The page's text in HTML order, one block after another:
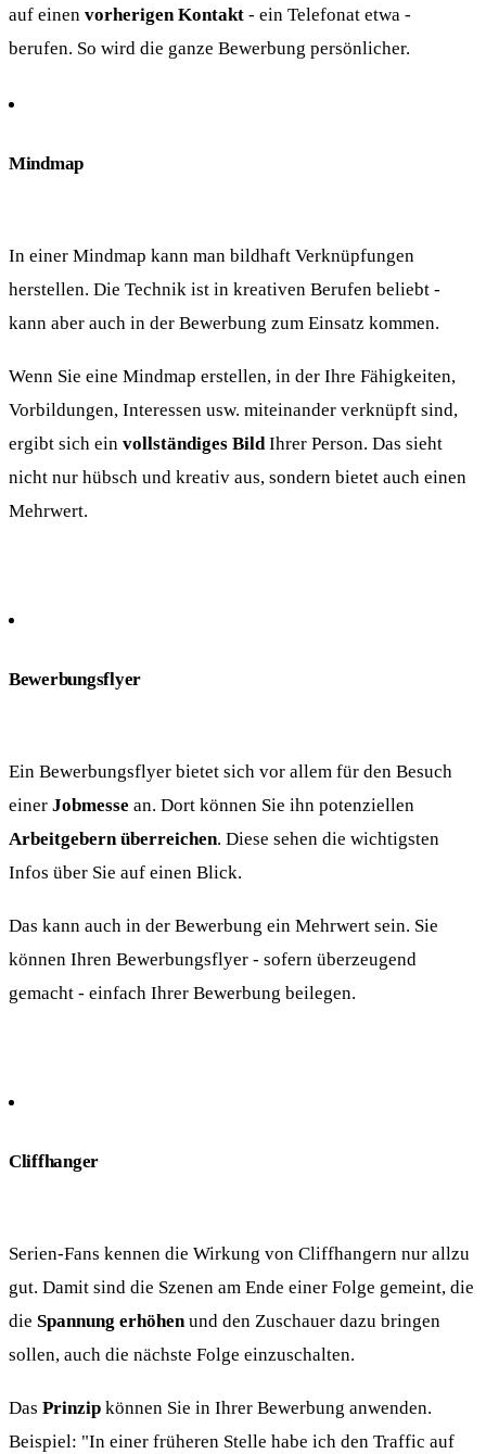
auf einen vorherigen Kontakt - ein Telefonat etwa -
berufen. So wird die ganze Bewerbung persönlicher.
Mindmap
In einer Mindmap kann man bildhaft Verknüpfungen
herstellen. Die Technik ist in kreativen Berufen beliebt -
kann aber auch in der Bewerbung zum Einsatz kommen.
Wenn Sie eine Mindmap erstellen, in der Ihre Fähigkeiten,
Vorbildungen, Interessen usw. miteinander verknüpft sind,
ergibt sich ein vollständiges BildIhrer Person. Das sieht
nicht nur hübsch und kreativ aus, sondern bietet auch einen
Mehrwert.
Bewerbungsflyer
Ein Bewerbungsflyer bietet sich vor allem für den Besuch
einer Jobmesse an. Dort können Sie ihn potenziellen
Arbeitgebern überreichen. Diese sehen die wichtigsten
Infos über Sie auf einen Blick.
Das kann auch in der Bewerbung ein Mehrwert sein. Sie
können Ihren Bewerbungsflyer - sofern überzeugend
gemacht - einfach Ihrer Bewerbung beilegen.
Cliffhanger
Serien-Fans kennen die Wirkung von Cliffhangern nur allzu
gut. Damit sind die Szenen am Ende einer Folge gemeint, die
die Spannung erhöhen und den Zuschauer dazu bringen
sollen, auch die nächste Folge einzuschalten.
Das Prinzip können Sie in Ihrer Bewerbung anwenden.
Beispiel: "In einer früheren Stelle habe ich den Traffic auf